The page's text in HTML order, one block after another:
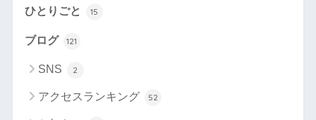
ひとりごと 15
ブログ 121
SNS 2
アクセスランキング 52